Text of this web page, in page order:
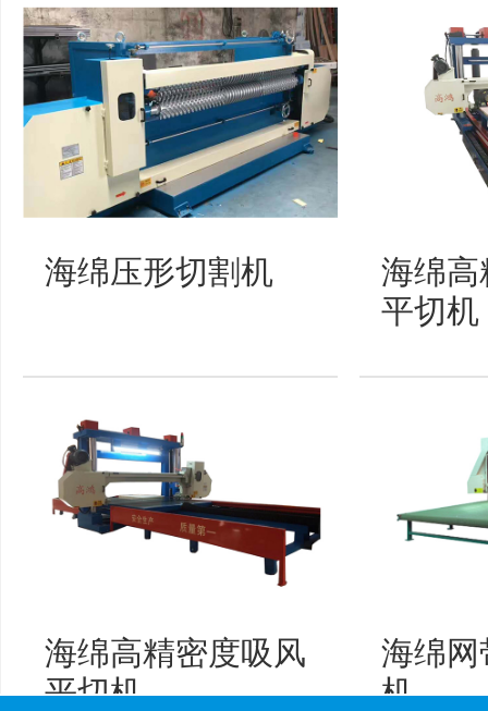
海绵压形切割机
海绵高
平切机
海绵高精密度吸风
平切机
海绵网
机